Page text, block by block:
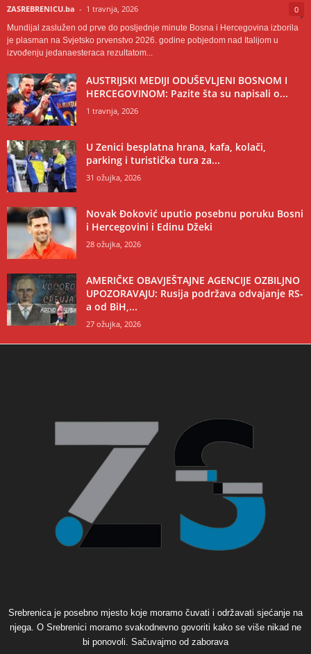
ZASREBRENICU.ba - 1 travnja, 2026 0
Mundijal zaslužen od prve do posljednje minute Bosna i Hercegovina izborila
je plasman na Svjetsko prvenstvo 2026. godine pobjedom nad Italijom u
izvođenju jedanaesteraca rezultatom...
AUSTRIJSKI MEDIJI ODUŠEVLJENI BOSNOM I
HERCEGOVINOM: Pazite šta su napisali o...
1 travnja, 2026
U Zenici besplatna hrana, kafa, kolači,
parking i turistička tura za...
31 ožujka, 2026
Novak Đoković uputio posebnu poruku Bosni
i Hercegovini i Edinu Džeki
28 ožujka, 2026
AMERIČKE OBAVJEŠTAJNE AGENCIJE OZBILJNO
UPOZORAVAJU: Rusija podržava odvajanje RS-
a od BiH,...
27 ožujka, 2026
Srebrenica je posebno mjesto koje moramo čuvati i održavati sjećanje na
njega. O Srebrenici moramo svakodnevno govoriti kako se više nikad ne
bi ponovoli. Sačuvajmo od zaborava